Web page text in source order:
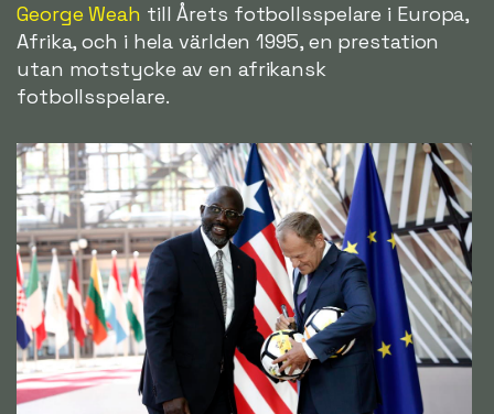
George Weah till Årets fotbollsspelare i Europa,
Afrika, och i hela världen 1995, en prestation
utan motstycke av en afrikansk
fotbollsspelare.